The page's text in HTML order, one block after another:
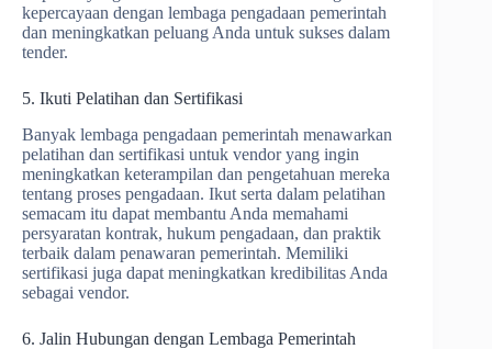
kepercayaan dengan lembaga pengadaan pemerintah
dan meningkatkan peluang Anda untuk sukses dalam
tender.
5. Ikuti Pelatihan dan Sertifikasi
Banyak lembaga pengadaan pemerintah menawarkan
pelatihan dan sertifikasi untuk vendor yang ingin
meningkatkan keterampilan dan pengetahuan mereka
tentang proses pengadaan. Ikut serta dalam pelatihan
semacam itu dapat membantu Anda memahami
persyaratan kontrak, hukum pengadaan, dan praktik
terbaik dalam penawaran pemerintah. Memiliki
sertifikasi juga dapat meningkatkan kredibilitas Anda
sebagai vendor.
6. Jalin Hubungan dengan Lembaga Pemerintah